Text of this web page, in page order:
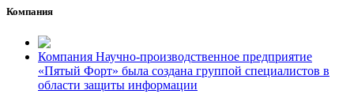
Компания
Компания Научно-производственное предприятие
«Пятый Форт» была создана группой специалистов в
области защиты информации